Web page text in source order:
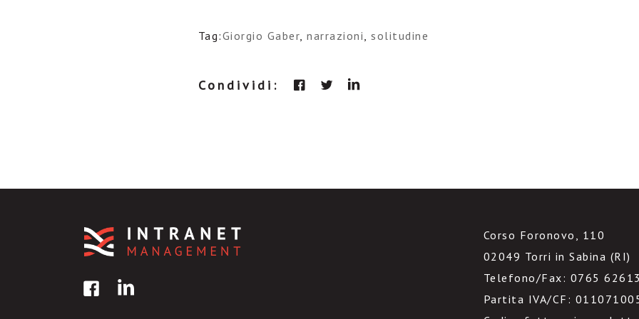
Tag:Giorgio Gaber,narrazioni,solitudine
Condividi:
Corso Foronovo, 110
02049 Torri in Sabina (RI)
Telefono/Fax: 0765 62613
Partita IVA/CF: